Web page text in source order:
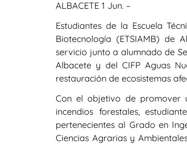
ALBACETE 1 Jun. –
Estudiantes de la Escuela
Biotecnología (ETSIAMB) de
servicio junto a alumnado de
Albacete y del CIFP Aguas
restauración de ecosistemas
Con el objetivo de promover
incendios forestales,
pertenecientes al Grado en
Ciencias Agrarias y